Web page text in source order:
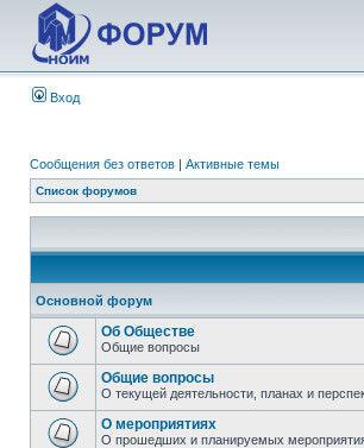
Вход
Сообщения без ответов | Активные темы
Список форумов
Основной форум
Об Обществе
Общие вопросы
Общие вопросы
О текущей деятельности, планах и
О мероприятиях
О прошедших и планируемых